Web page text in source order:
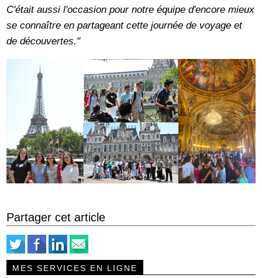
C'était aussi l'occasion pour notre équipe d'encore mieux
se connaître en partageant cette journée de voyage et
de découvertes."
Partager cet article
MES SERVICES EN LIGNE